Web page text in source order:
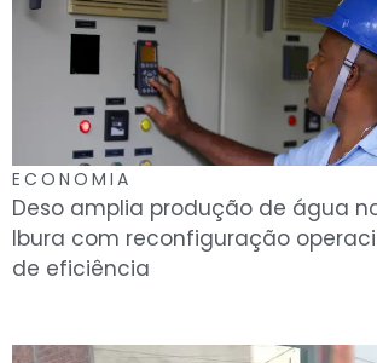
ECONOMIA
Deso amplia produção de água
Ibura com reconfiguração
de eficiência